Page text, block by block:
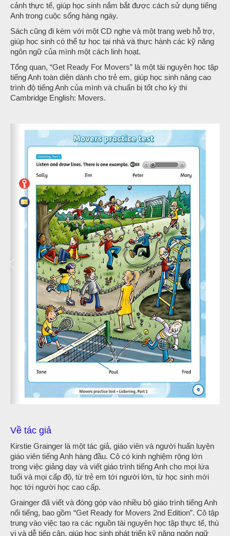
cảnh thực tế, giúp học sinh nắm bắt được cách sử dụng tiếng
Anh trong cuộc sống hàng ngày.
Sách cũng đi kèm với một CD nghe và một trang web hỗ trợ,
giúp học sinh có thể tự học tại nhà và thực hành các kỹ năng
ngôn ngữ của mình một cách linh hoạt.
Tổng quan, “Get Ready For Movers” là một tài nguyên học tập
tiếng Anh toàn diện dành cho trẻ em, giúp học sinh nâng cao
trình độ tiếng Anh của mình và chuẩn bị tốt cho kỳ thi
Cambridge English: Movers.
Về tác giả
Kirstie Grainger là một tác giả, giáo viên và người huấn luyện
giáo viên tiếng Anh hàng đầu. Cô có kinh nghiệm rộng lớn
trong việc giảng dạy và viết giáo trình tiếng Anh cho mọi lứa
tuổi và mọi cấp độ, từ trẻ em tới người lớn, từ học sinh mới
học tới người học cao cấp.
Grainger đã viết và đóng góp vào nhiều bộ giáo trình tiếng Anh
nổi tiếng, bao gồm “Get Ready for Movers 2nd Edition”. Cô tập
trung vào việc tạo ra các nguồn tài nguyên học tập thực tế, thú
vị và dễ tiếp cận, giúp học sinh phát triển kỹ năng ngôn ngữ